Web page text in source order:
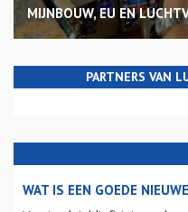
MIJNBOUW, EU EN
PARTNERS VAN
WAT IS EEN GOEDE